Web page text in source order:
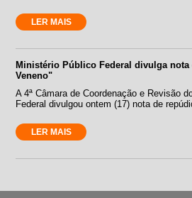
LER MAIS
Ministério Público Federal divulga
Veneno"
A 4ª Câmara de Coordenação e Revisão
Federal divulgou ontem (17) nota de
LER MAIS